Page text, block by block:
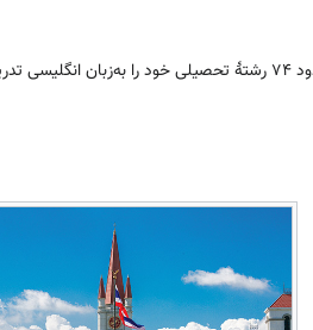
به‌تنهایی حدود ۷۴ رشتهٔ تحصیلی خود را به‌زبان